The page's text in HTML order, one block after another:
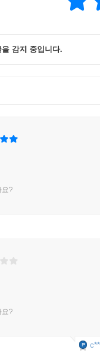
감지 중입니다.
요?
요?